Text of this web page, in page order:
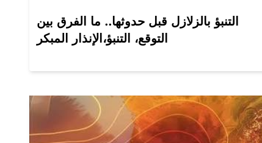
التنبؤ بالزلازل قبل حدوثها.. ما الفرق بين
التوقع، التنبؤ،الإنذار المبكر